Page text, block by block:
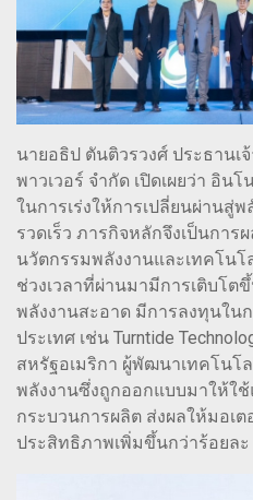
นายอธิป ตันติวรวงศ์ ประธาน
พาวเวอร์ จำกัด เปิดเผยว่า อิน
ในการเร่งให้การเปลี่ยนผ่านสู่
รวดเร็ว ภารกิจหลักจึงเป็นการ
นวัตกรรมพลังงานและเทคโน
ช่วงเวลาที่ผ่านมามีการเติบโต
พลังงานสะอาด มีการลงทุนใน
ประเทศ เช่น Turntide
สหรัฐอเมริกา ผู้พัฒนาเทคโนโ
พลังงานซึ่งถูกออกแบบมาให้ใ
กระบวนการผลิต ส่งผลให้มอเ
ประสิทธิภาพเพิ่มขึ้นกว่าร้อยละ